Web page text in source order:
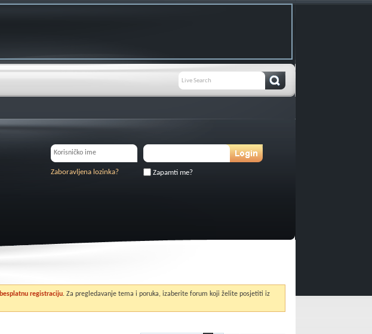
Zapamti me?
Zaboravljena lozinka?
besplatnu registraciju. Za pregledavanje tema i poruka, izaberite forum koji želite posjetiti iz